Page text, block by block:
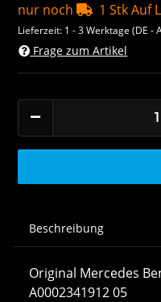
nur noch 1 Stk Auf
Lieferzeit: 1 - 3 Werktage(DE -
Frage zum Artikel
Beschreibung
Original Mercedes
A0002341912 05